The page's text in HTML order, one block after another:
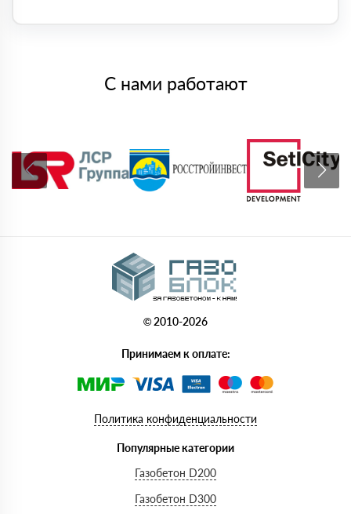
С нами работают
© 2010-2026
Принимаем к оплате:
Политика конфиденциальности
Популярные категории
Газобетон D200
Газобетон D300